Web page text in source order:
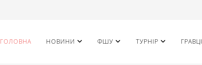
ГОЛОВНА НОВИНИ ФШУ ТУРНІР ГРАВЦІ